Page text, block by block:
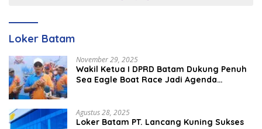
Loker Batam
November 29, 2025
Wakil Ketua I DPRD Batam Dukung Penuh
Sea Eagle Boat Race Jadi Agenda
Agustus 28, 2025
Loker Batam PT. Lancang Kuning Sukses